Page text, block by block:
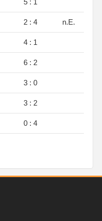
5 : 1
2 : 4 n.E.
4 : 1
6 : 2
3 : 0
3 : 2
0 : 4